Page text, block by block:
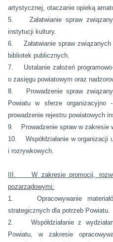
artystycznej, otaczanie opieką
5. Załatwianie spraw
instytucji kultury.
6. Załatwianie spraw związanych
bibliotek publicznych.
7. Ustalanie założeń
o zasięgu powiatowym oraz
8. Prowadzenie spraw
Powiatu w sferze organizacyjno
prowadzenie rejestru powiatowych
9. Prowadzenie spraw w zakresie
10. Współdziałanie w organizacji
i rozrywkowych.
III. W zakresie promocji,
pozarządowymi:
1. Opracowywanie
strategicznych dla potrzeb Powiatu.
2. Współdziałanie z
Powiatu, w zakresie